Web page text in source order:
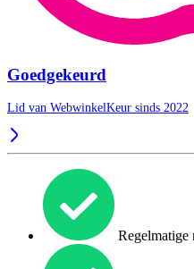
Goedgekeurd
Lid van WebwinkelKeur sinds 2022
Regelmatige